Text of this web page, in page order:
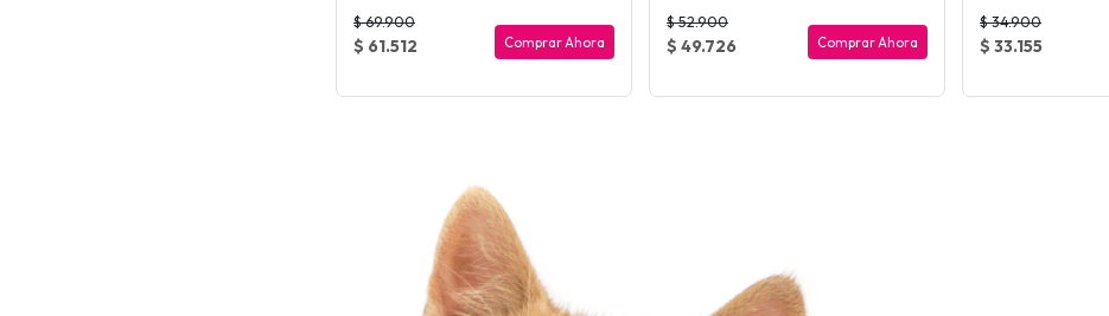
$ 69.900
$ 61.512 Comprar Ahora
$ 52.900
$ 49.726 Comprar Ahora
$ 34.900
$ 33.155